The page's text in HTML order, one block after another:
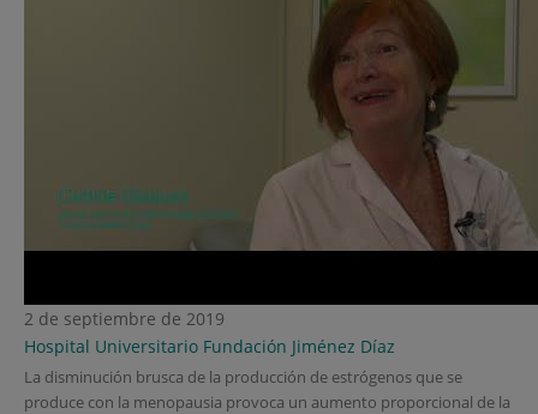
2 de septiembre de 2019
Hospital Universitario Fundación Jiménez Díaz
La disminución brusca de la producción de estrógenos que se
produce con la menopausia provoca un aumento proporcional de la